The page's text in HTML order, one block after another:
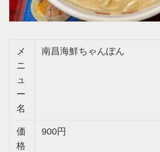
メ
ニ
ュ
ー
名
南昌海鮮ちゃんぽん
価
格
900円